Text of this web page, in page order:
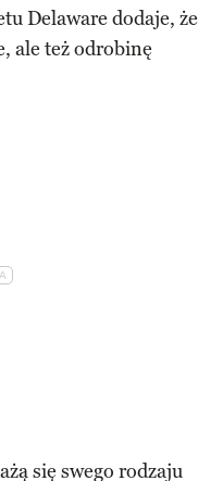
Delaware dodaje, że
ale też odrobinę
się swego rodzaju